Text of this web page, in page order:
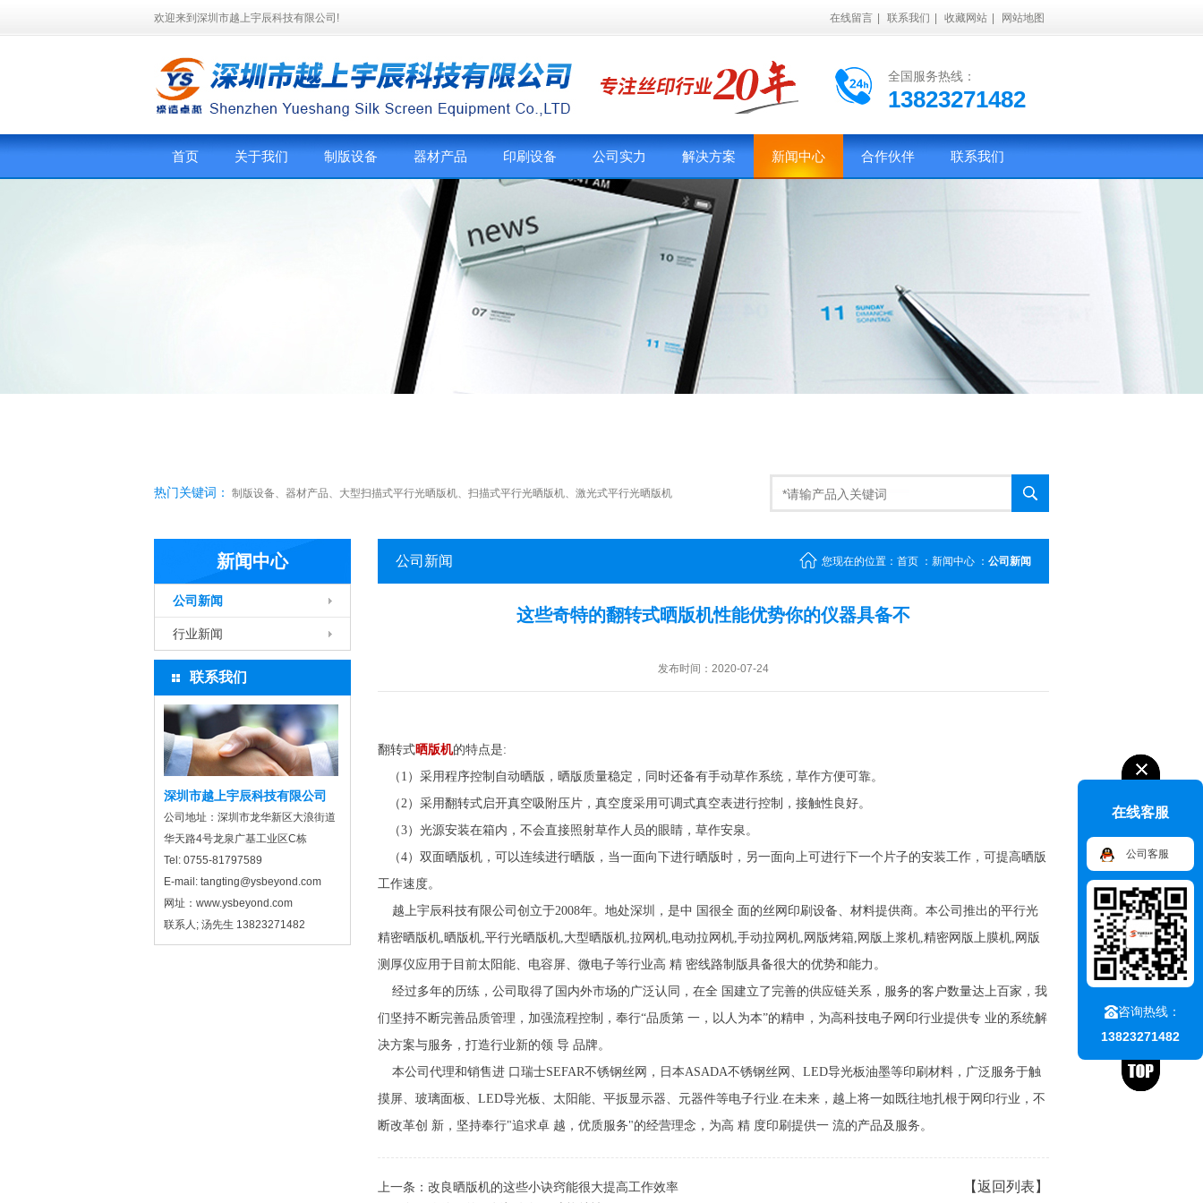
在线留言 联系我们 收藏网站 网站地图
欢迎来到深圳市越上宇辰科技有限公司!
全国服务热线：
13823271482
首页 关于我们 制版设备 器材产品 印刷设备 公司实力 解决方案 新闻中心 合作伙伴 联系我们
热门关键词： 制版设备、 器材产品、 大型扫描式平行光晒版机、 扫描式平行光晒版机、 激光式平行光晒版机
新闻中心
公司新闻
行业新闻
联系我们
深圳市越上宇辰科技有限公司
公司地址：深圳市龙华新区大浪街道
华天路4号龙泉广基工业区C栋
Tel: 0755-81797589
E-mail: tangting@ysbeyond.com
网址：www.ysbeyond.com
联系人; 汤先生 13823271482
公司新闻 您现在的位置： 首页 ： 新闻中心 ： 公司新闻
这些奇特的翻转式晒版机性能优势你的仪器具备不
发布时间：2020-07-24
翻转式晒版机的特点是:
（1）采用程序控制自动晒版，晒版质量稳定，同时还备有手动草作系统，草作方便可靠。
（2）采用翻转式启开真空吸附压片，真空度采用可调式真空表进行控制，接触性良好。
（3）光源安装在箱内，不会直接照射草作人员的眼睛，草作安泉。
（4）双面晒版机，可以连续进行晒版，当一面向下进行晒版时，另一面向上可进行下一个片子的安装工作，可提高晒版
工作速度。
越上宇辰科技有限公司创立于2008年。地处深圳，是中 国很全 面的丝网印刷设备、材料提供商。本公司推出的平行光
精密晒版机,晒版机,平行光晒版机,大型晒版机,拉网机,电动拉网机,手动拉网机,网版烤箱,网版上浆机,精密网版上膜机,网版
测厚仪应用于目前太阳能、电容屏、微电子等行业高 精 密线路制版具备很大的优势和能力。
经过多年的历练，公司取得了国内外市场的广泛认同，在全 国建立了完善的供应链关系，服务的客户数量达上百家，我
们坚持不断完善品质管理，加强流程控制，奉行“品质第 一，以人为本”的精申，为高科技电子网印行业提供专 业的系统解
决方案与服务，打造行业新的领 导 品牌。
本公司代理和销售进 口瑞士SEFAR不锈钢丝网，日本ASADA不锈钢丝网、LED导光板油墨等印刷材料，广泛服务于触
摸屏、玻璃面板、LED导光板、太阳能、平扳显示器、元器件等电子行业.在未来，越上将一如既往地扎根于网印行业，不
断改革创 新，坚持奉行"追求卓 越，优质服务"的经营理念，为高 精 度印刷提供一 流的产品及服务。
上一条： 改良晒版机的这些小诀窍能很大提高工作效率
【返回列表】
在线客服
公司客服
咨询热线：
13823271482